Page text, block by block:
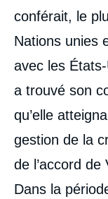
conférait, le
Nations unies
avec les
a trouvé son
qu’elle
gestion de la
de l’accord de
Dans la